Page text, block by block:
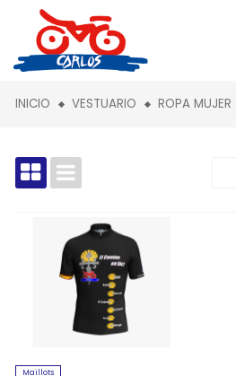
INICIO VESTUARIO ROPA MUJER
Maillots